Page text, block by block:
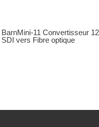
BarnMini-11 Convertisseur
SDI vers Fibre optique